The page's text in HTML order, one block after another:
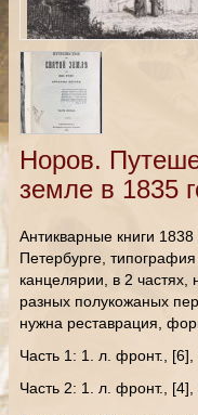
Норов.
земле в 1835
Антикварные книги
Петербурге,
канцелярии, в 2 частях,
разных полукожаных
нужна реставрация,
Часть 1: 1. л. фронт.,
Часть 2: 1. л. фронт., [4],